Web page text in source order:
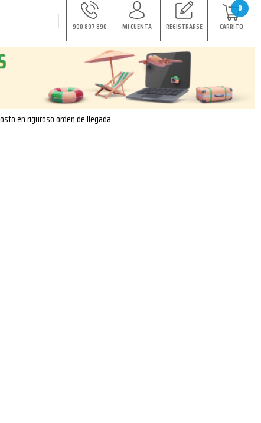
900 897 890 MI CUENTA REGISTRARSE
0
CARRITO
en riguroso orden de llegada.